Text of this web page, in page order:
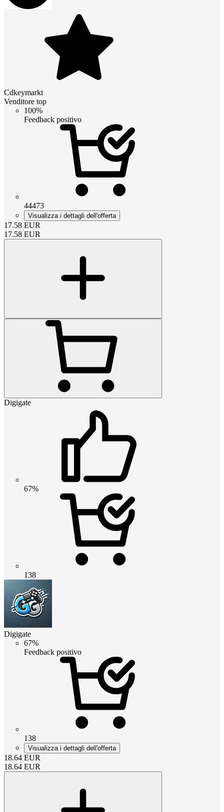
Cdkeymarkt
Venditore top
100%
Feedback positivo
44473
Visualizza i dettagli dell'offerta
17.58 EUR
17.58 EUR
Digigate
67%
138
Digigate
67%
Feedback positivo
138
Visualizza i dettagli dell'offerta
18.64 EUR
18.64 EUR